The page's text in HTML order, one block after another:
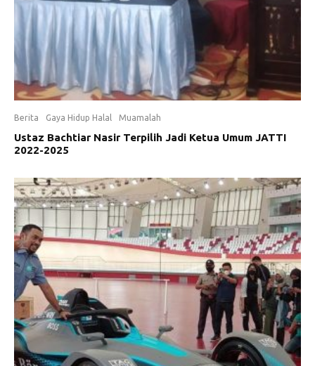
Berita Gaya Hidup Halal Muamalah
Ustaz Bachtiar Nasir Terpilih Jadi Ketua Umum JATTI
2022-2025